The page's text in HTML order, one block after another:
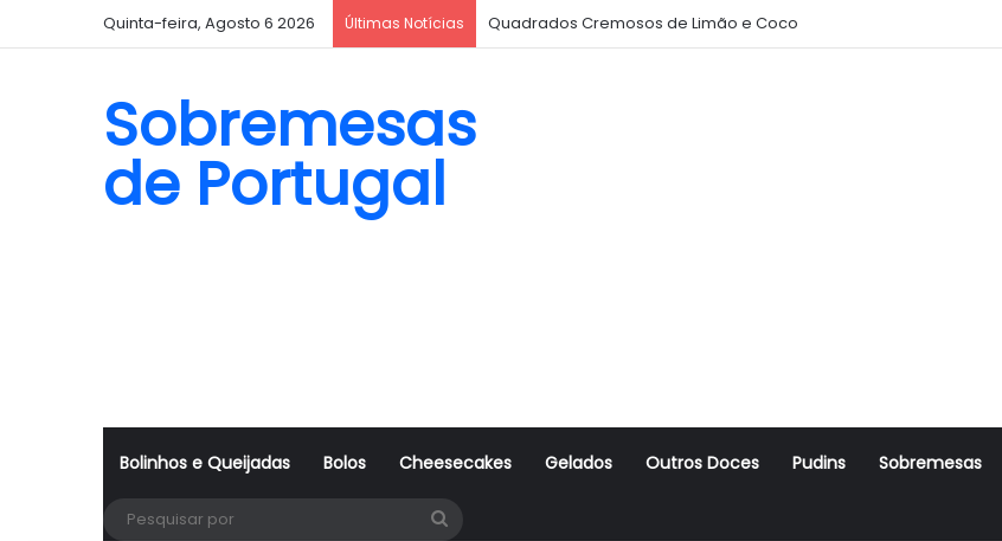
Quinta-feira, Agosto 6 2026 Últimas Notícias Quadrados Cremosos de Limão e Coco
Sobremesas
de Portugal
Bolinhos e Queijadas Bolos Cheesecakes Gelados Outros Doces Pudins Sobremesas